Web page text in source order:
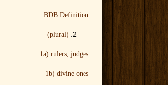
BDB Definition:
(plural)
1a) rulers, judges
1b) divine ones